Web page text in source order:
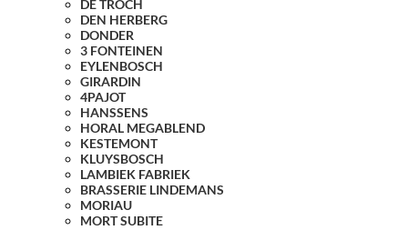
DE TROCH
DEN HERBERG
DONDER
3 FONTEINEN
EYLENBOSCH
GIRARDIN
4PAJOT
HANSSENS
HORAL MEGABLEND
KESTEMONT
KLUYSBOSCH
LAMBIEK FABRIEK
BRASSERIE LINDEMANS
MORIAU
MORT SUBITE